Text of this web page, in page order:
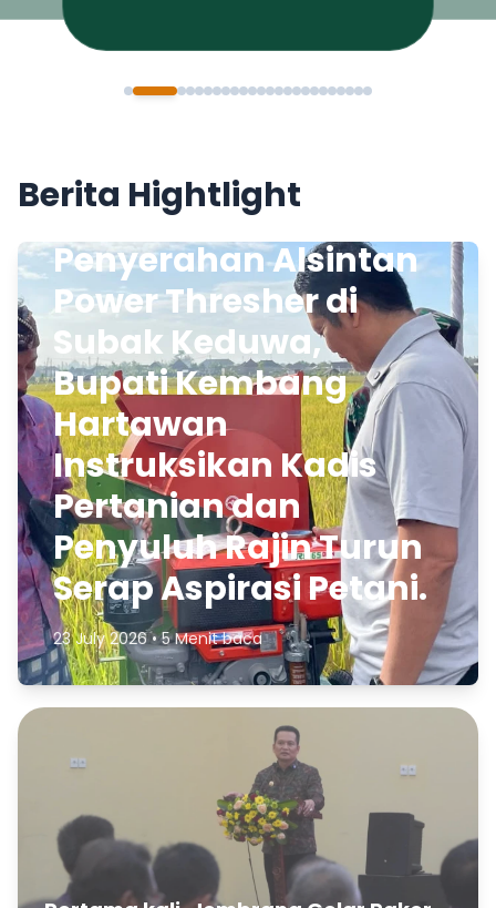
Berita Hightlight
Penyerahan Alsintan
Power Thresher di
Subak Keduwa,
Bupati Kembang
Hartawan
Instruksikan Kadis
Pertanian dan
Penyuluh Rajin Turun
Serap Aspirasi Petani.
23 July 2026 • 5 Menit baca